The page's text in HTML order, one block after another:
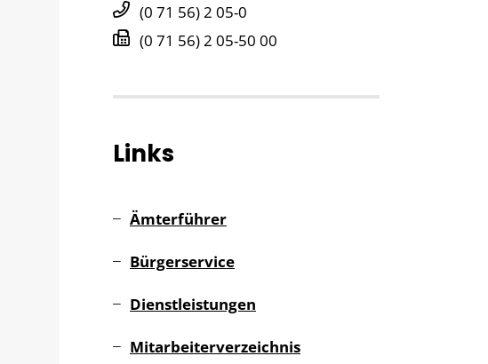
(0 71 56) 2 05-0
(0 71 56) 2 05-50 00
Links
Ämterführer
Bürgerservice
Dienstleistungen
Mitarbeiterverzeichnis